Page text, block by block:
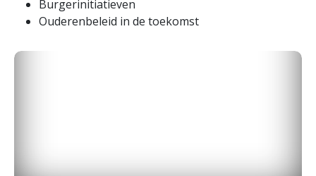
Burgerinitiatieven
Ouderenbeleid in de toekomst